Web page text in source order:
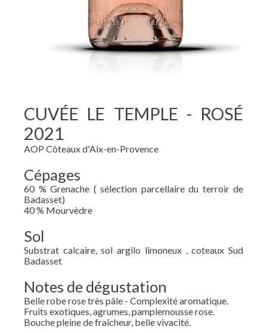
CUVÉE LE TEMPLE - ROSÉ
2021
AOP Côteaux d'Aix-en-Provence
Cépages
60 % Grenache ( sélection parcellaire du terroir de
Badasset)
40 % Mourvèdre
Sol
Substrat calcaire, sol argilo limoneux , coteaux Sud
Badasset
Notes de dégustation
Belle robe rose très pâle - Complexité aromatique.
Fruits exotiques, agrumes, pamplemousse rose.
Bouche pleine de fraîcheur, belle vivacité.